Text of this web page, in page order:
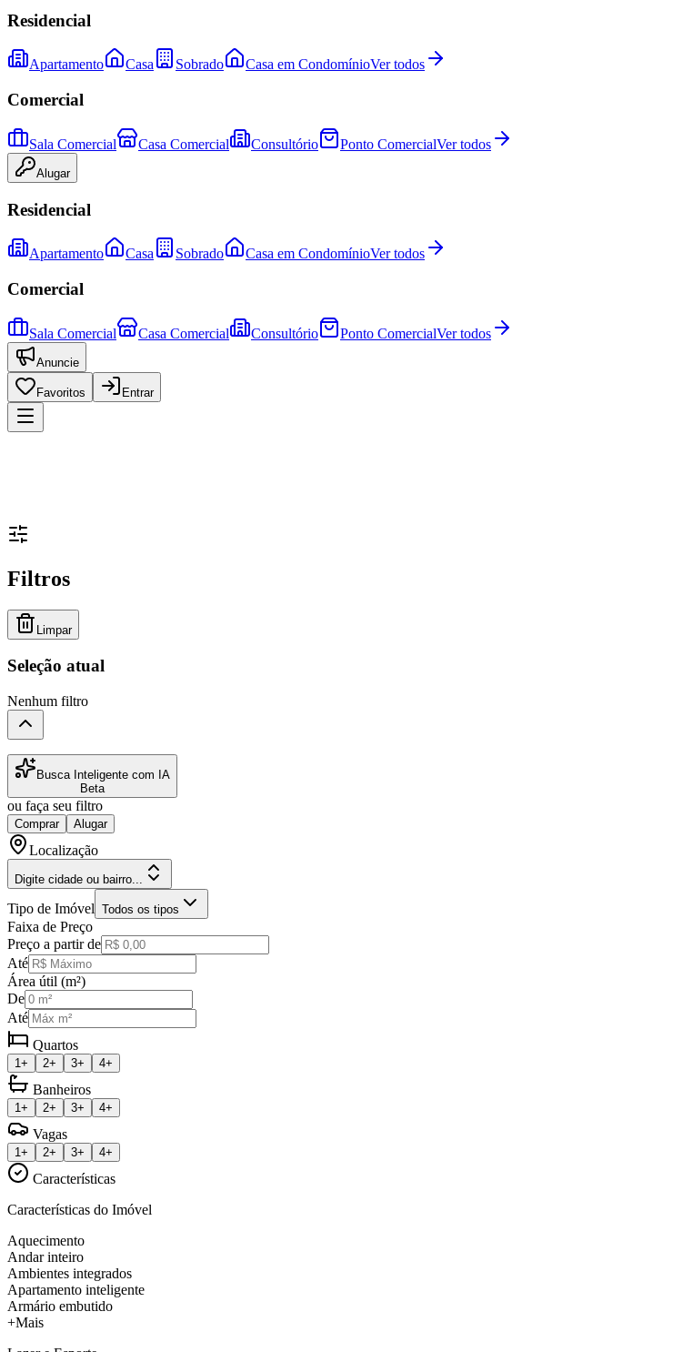
Residencial
Apartamento Casa Sobrado Casa em CondomínioVer todos
Comercial
Sala Comercial Casa Comercial Consultório Ponto ComercialVer todos
Alugar
Residencial
Apartamento Casa Sobrado Casa em CondomínioVer todos
Comercial
Sala Comercial Casa Comercial Consultório Ponto ComercialVer todos
Anuncie
Favoritos Entrar
Filtros
Limpar
Seleção atual
Nenhum filtro
Busca Inteligente com IA
Beta
ou faça seu filtro
Comprar Alugar
Localização
Digite cidade ou bairro...
Tipo de Imóvel Todos os tipos
Faixa de Preço
Preço a partir de
Até
Área útil (m²)
De
Até
Quartos
1+ 2+ 3+ 4+
Banheiros
1+ 2+ 3+ 4+
Vagas
1+ 2+ 3+ 4+
Características
Características do Imóvel
Aquecimento
Andar inteiro
Ambientes integrados
Apartamento inteligente
Armário embutido
+Mais